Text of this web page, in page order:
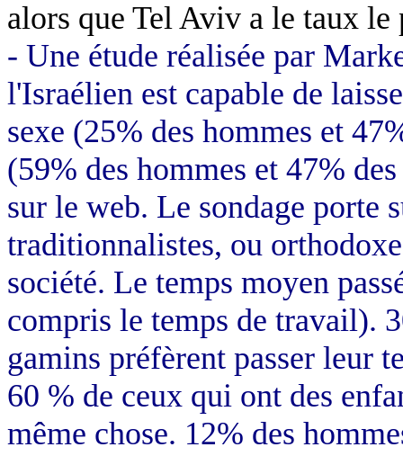
alors que Tel Aviv a le taux
- Une étude réalisée par
l'Israélien est capable de
sexe (25% des hommes et
(59% des hommes et 47%
sur le web. Le sondage porte
traditionnalistes, ou
société. Le temps moyen
compris le temps de travail).
gamins préfèrent passer leur
60 % de ceux qui ont des
même chose. 12% des